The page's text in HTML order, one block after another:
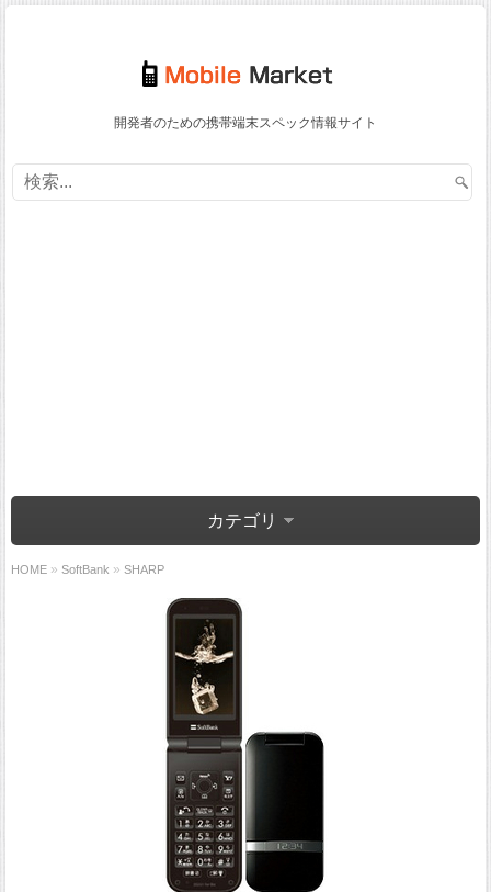
開発者のための携帯端末スペック情報サイト
カテゴリ
HOME » SoftBank » SHARP